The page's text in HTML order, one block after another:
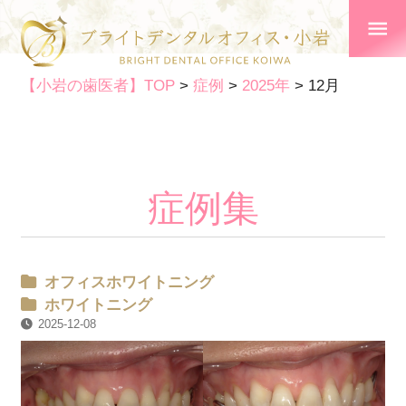
【小岩の歯医者】TOP> 症例 > 2025年> 12月
症例集
オフィスホワイトニング
ホワイトニング
2025-12-08